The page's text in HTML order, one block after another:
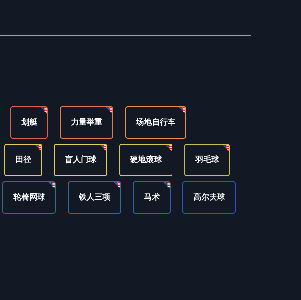
划艇 力量举重 场地自行车
田径 盲人门球 硬地滚球 羽毛球
轮椅网球 铁人三项 马术 高尔夫球